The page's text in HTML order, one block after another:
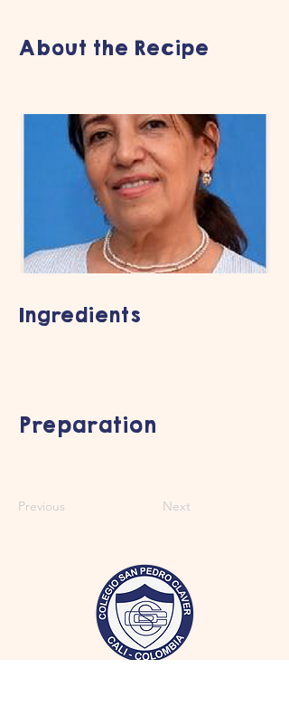
About the Recipe
Ingredients
Preparation
Previous Next